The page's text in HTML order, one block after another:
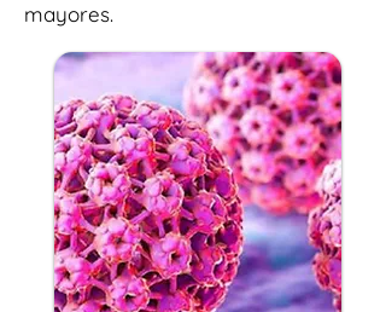
mayores.